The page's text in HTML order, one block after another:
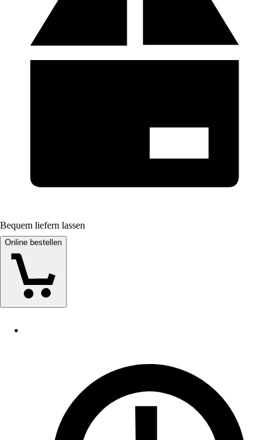
Bequem liefern lassen
Online bestellen